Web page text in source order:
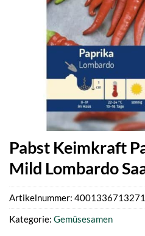
Pabst Keimkraft
Mild Lombardo
Artikelnummer: 4001336713271
Kategorie: Gemüsesamen